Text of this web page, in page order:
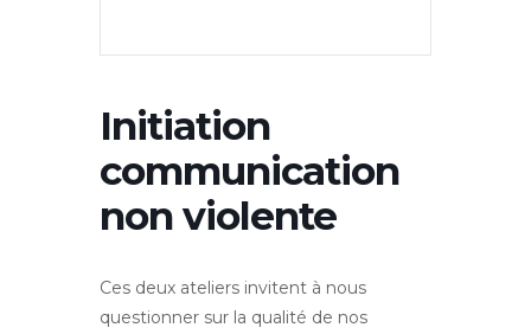
Initiation
communication
non violente
Ces deux ateliers invitent à nous
questionner sur la qualité de nos